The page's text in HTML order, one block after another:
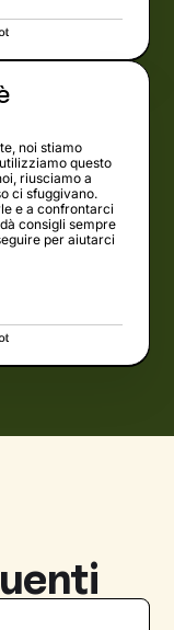
noi stiamo
questo
riusciamo a
ci sfuggivano.
e a confrontarci
consigli sempre
per aiutarci